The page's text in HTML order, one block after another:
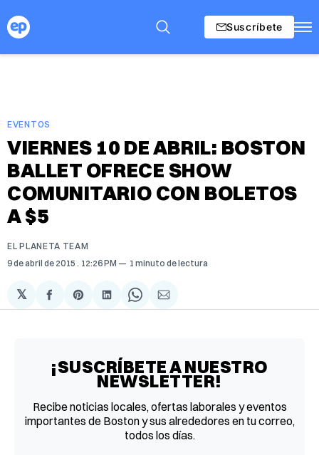
Suscríbete
EVENTOS
VIERNES 10 DE ABRIL: BOSTON
BALLET OFRECE SHOW
COMUNITARIO CON BOLETOS
A $5
EL PLANETA TEAM
9 de abril de 2015 . 12:26 PM 1 minuto de lectura
𝕏
Compartir
en
Share
on
Compartir
en
Share
on
Compartir
via
¡SUSCRÍBETE A NUESTRO
NEWSLETTER!
Recibe noticias locales, ofertas laborales y eventos
importantes de Boston y sus alrededores en tu correo,
todos los días.